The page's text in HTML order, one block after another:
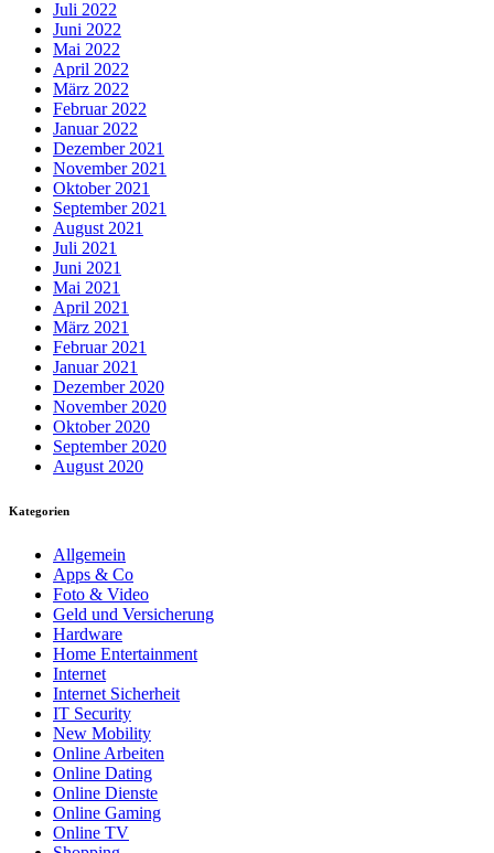
Juli 2022
Juni 2022
Mai 2022
April 2022
März 2022
Februar 2022
Januar 2022
Dezember 2021
November 2021
Oktober 2021
September 2021
August 2021
Juli 2021
Juni 2021
Mai 2021
April 2021
März 2021
Februar 2021
Januar 2021
Dezember 2020
November 2020
Oktober 2020
September 2020
August 2020
Kategorien
Allgemein
Apps & Co
Foto & Video
Geld und Versicherung
Hardware
Home Entertainment
Internet
Internet Sicherheit
IT Security
New Mobility
Online Arbeiten
Online Dating
Online Dienste
Online Gaming
Online TV